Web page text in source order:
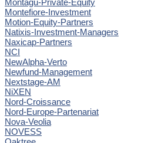
Montefiore-Investment
Motion-Equity-Partners
Natixis-Investment-Managers
Naxicap-Partners
NCI
NewAlpha-Verto
Newfund-Management
Nextstage-AM
NiXEN
Nord-Croissance
Nord-Europe-Partenariat
Nova-Veolia
NOVESS